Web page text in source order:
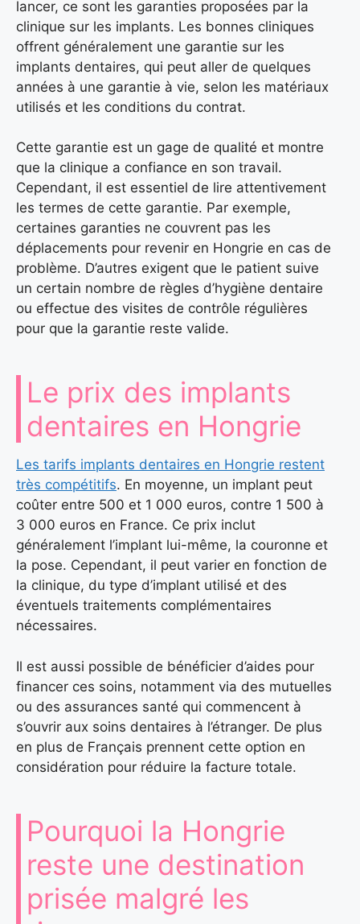
lancer, ce sont les garanties proposées par la
clinique sur les implants. Les bonnes cliniques
offrent généralement une garantie sur les
implants dentaires, qui peut aller de quelques
années à une garantie à vie, selon les matériaux
utilisés et les conditions du contrat.
Cette garantie est un gage de qualité et montre
que la clinique a confiance en son travail.
Cependant, il est essentiel de lire attentivement
les termes de cette garantie. Par exemple,
certaines garanties ne couvrent pas les
déplacements pour revenir en Hongrie en cas de
problème. D’autres exigent que le patient suive
un certain nombre de règles d’hygiène dentaire
ou effectue des visites de contrôle régulières
pour que la garantie reste valide.
Le prix des implants
dentaires en Hongrie
Les tarifs implants dentaires en Hongrie restent
très compétitifs. En moyenne, un implant peut
coûter entre 500 et 1 000 euros, contre 1 500 à
3 000 euros en France. Ce prix inclut
généralement l’implant lui-même, la couronne et
la pose. Cependant, il peut varier en fonction de
la clinique, du type d’implant utilisé et des
éventuels traitements complémentaires
nécessaires.
Il est aussi possible de bénéficier d’aides pour
financer ces soins, notamment via des mutuelles
ou des assurances santé qui commencent à
s’ouvrir aux soins dentaires à l’étranger. De plus
en plus de Français prennent cette option en
considération pour réduire la facture totale.
Pourquoi la Hongrie
reste une destination
prisée malgré les